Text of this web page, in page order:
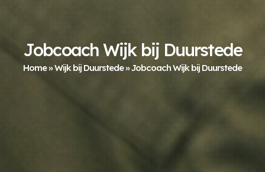
Jobcoach Wijk bij Duurstede
Home»Wijk bij Duurstede»Jobcoach Wijk bij Duurstede